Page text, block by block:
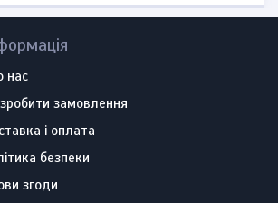
нас
замовлення
і оплата
безпеки
згоди